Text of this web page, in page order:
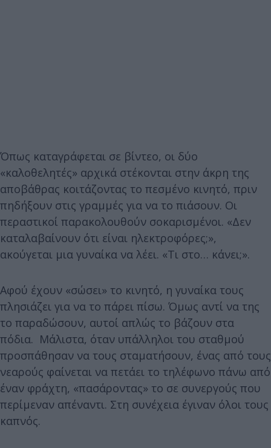
Όπως καταγράφεται σε βίντεο, οι δύο
«καλοθελητές» αρχικά στέκονται στην άκρη της
αποβάθρας κοιτάζοντας το πεσμένο κινητό, πριν
πηδήξουν στις γραμμές για να το πιάσουν. Οι
περαστικοί παρακολουθούν σοκαρισμένοι. «Δεν
καταλαβαίνουν ότι είναι ηλεκτροφόρες;»,
ακούγεται μια γυναίκα να λέει. «Τι στο… κάνει;».
Αφού έχουν «σώσει» το κινητό, η γυναίκα τους
πλησιάζει για να το πάρει πίσω. Όμως αντί να της
το παραδώσουν, αυτοί απλώς το βάζουν στα
πόδια. Μάλιστα, όταν υπάλληλοι του σταθμού
προσπάθησαν να τους σταματήσουν, ένας από τους
νεαρούς φαίνεται να πετάει το τηλέφωνο πάνω από
έναν φράχτη, «πασάροντας» το σε συνεργούς που
περίμεναν απέναντι. Στη συνέχεια έγιναν όλοι τους
καπνός.